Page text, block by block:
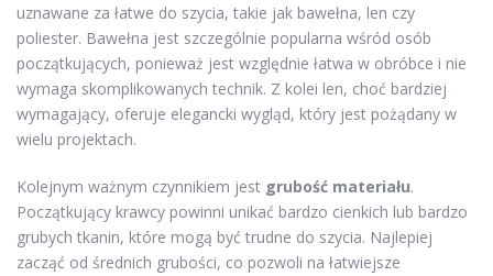
uznawane za łatwe do szycia, takie jak bawełna, len czy
poliester. Bawełna jest szczególnie popularna wśród osób
początkujących, ponieważ jest względnie łatwa w obróbce i nie
wymaga skomplikowanych technik. Z kolei len, choć bardziej
wymagający, oferuje elegancki wygląd, który jest pożądany w
wielu projektach.
Kolejnym ważnym czynnikiem jest grubość materiału.
Początkujący krawcy powinni unikać bardzo cienkich lub bardzo
grubych tkanin, które mogą być trudne do szycia. Najlepiej
zacząć od średnich grubości, co pozwoli na łatwiejsze